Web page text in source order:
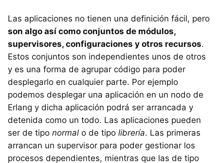
Las aplicaciones no tienen una definición fácil, pero
son algo así como conjuntos de módulos,
supervisores, configuraciones y otros recursos.
Estos conjuntos son independientes unos de otros
y es una forma de agrupar código para poder
desplegarlo en cualquier parte. Por ejemplo
podemos desplegar una aplicación en un nodo de
Erlang y dicha aplicación podrá ser arrancada y
detenida como un todo. Las aplicaciones pueden
ser de tipo normal o de tipo librería. Las primeras
arrancan un supervisor para poder gestionar los
procesos dependientes, mientras que las de tipo